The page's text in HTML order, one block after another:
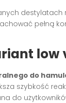
pełną
low
do
szybkość
do